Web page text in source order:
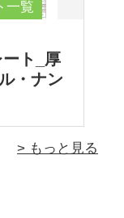
一覧
ト_厚
・ナン
> もっと見る